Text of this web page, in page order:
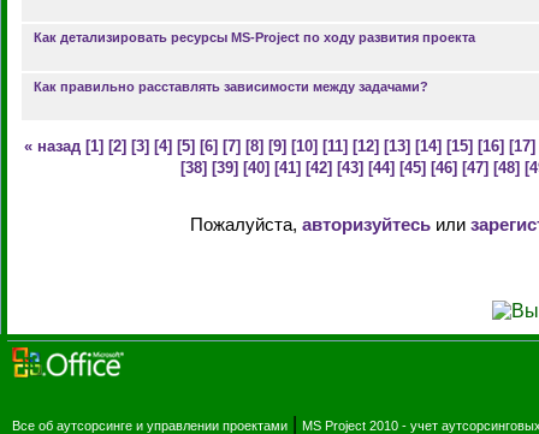
Как детализировать ресурсы MS-Project по ходу развития проекта
Как правильно расставлять зависимости между задачами?
« назад [1] [2] [3] [4] [5] [6] [7] [8] [9] [10] [11] [12] [13] [14] [15] [16] [17]
[38] [39] [40] [41] [42] [43] [44] [45] [46] [47] [48]
Пожалуйста, авторизуйтесьили
Все об аутсорсинге и управлении проектами
MS Project 2010 - учет